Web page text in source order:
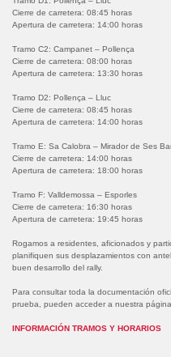
Cierre de carretera: 08:45 horas
Apertura de carretera: 14:00 horas
Tramo C2: Campanet – Pollença
Cierre de carretera: 08:00 horas
Apertura de carretera: 13:30 horas
Tramo D2: Pollença – Lluc
Cierre de carretera: 08:45 horas
Apertura de carretera: 14:00 horas
Tramo E: Sa Calobra – Mirador de Ses
Cierre de carretera: 14:00 horas
Apertura de carretera: 18:00 horas
Tramo F: Valldemossa – Esporles
Cierre de carretera: 16:30 horas
Apertura de carretera: 19:45 horas
Rogamos a residentes, aficionados y
planifiquen sus desplazamientos con
buen desarrollo del rally.
Para consultar toda la documentación
prueba, pueden acceder a nuestra
INFORMACIÓN TRAMOS Y HORARIOS